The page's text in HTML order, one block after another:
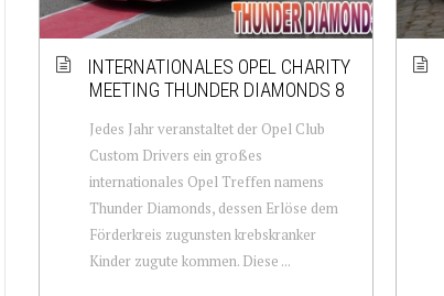
INTERNATIONALES OPEL CHARITY
MEETING THUNDER DIAMONDS 8
Jedes Jahr veranstaltet der Opel Club
Custom Drivers ein großes
internationales Opel Treffen namens
Thunder Diamonds, dessen Erlöse dem
Förderkreis zugunsten krebskranker
Kinder zugute kommen. Diese ...